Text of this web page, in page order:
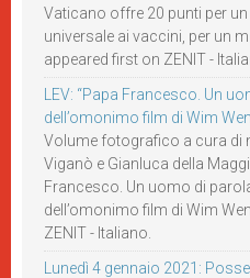
Vaticano offre 20 punti per
universale ai vaccini, per un
appeared first on ZENIT -
LEV: “Papa Francesco. Un
dell’omonimo film di Wim
Volume fotografico a cura di
Viganò e Gianluca della
Francesco. Un uomo di
dell’omonimo film di Wim
ZENIT - Italiano.
Lunedì 4 gennaio 2021: